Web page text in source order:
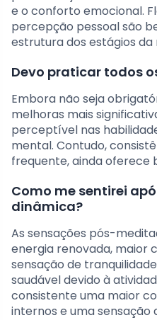
e o conforto emocional.
percepção pessoal são
estrutura dos estágios da
Devo praticar todos
Embora não seja
melhoras mais
perceptível nas
mental. Contudo,
frequente, ainda oferece
Como me sentirei
dinâmica?
As sensações pós-
energia renovada, maior
sensação de
saudável devido à
consistente uma maior
internos e uma sensação